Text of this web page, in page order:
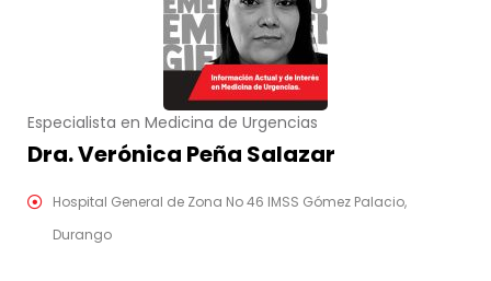
Especialista en Medicina de Urgencias
Dra. Verónica Peña Salazar
Hospital General de Zona No 46 IMSS Gómez Palacio,
Durango